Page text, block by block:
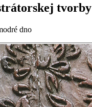
tvorby
dno